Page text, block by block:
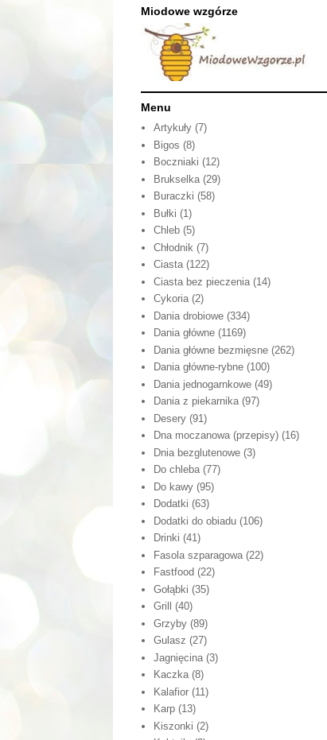
Miodowe wzgórze
Menu
Artykuły (7)
Bigos (8)
Boczniaki (12)
Brukselka (29)
Buraczki (58)
Bułki (1)
Chleb (5)
Chłodnik (7)
Ciasta (122)
Ciasta bez pieczenia (14)
Cykoria (2)
Dania drobiowe (334)
Dania główne (1169)
Dania główne bezmięsne (262)
Dania główne-rybne (100)
Dania jednogarnkowe (49)
Dania z piekarnika (97)
Desery (91)
Dna moczanowa (przepisy) (16)
Dnia bezglutenowe (3)
Do chleba (77)
Do kawy (95)
Dodatki (63)
Dodatki do obiadu (106)
Drinki (41)
Fasola szparagowa (22)
Fastfood (22)
Gołąbki (35)
Grill
(40)
Grzyby (89)
Gulasz (27)
Jagnięcina (3)
Kaczka (8)
Kalafior (11)
Karp (13)
Kiszonki (2)